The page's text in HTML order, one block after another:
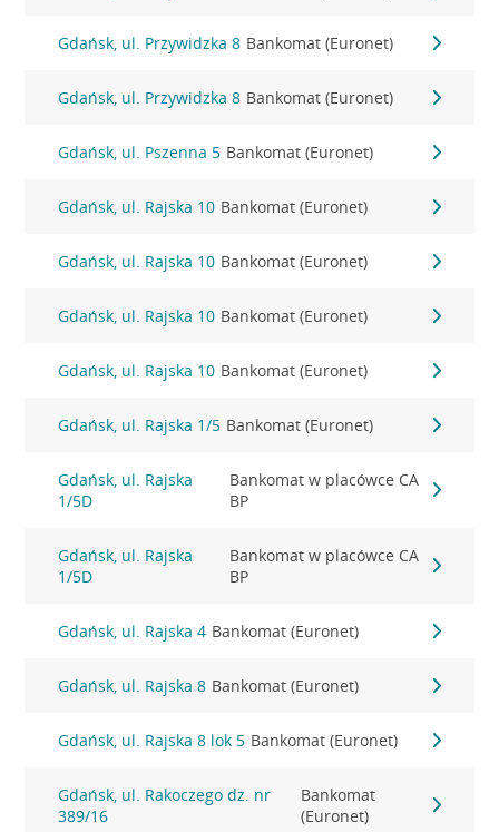
Gdańsk, ul. Przywidzka 8 Bankomat (Euronet)
Gdańsk, ul. Przywidzka 8 Bankomat (Euronet)
Gdańsk, ul. Pszenna 5 Bankomat (Euronet)
Gdańsk, ul. Rajska 10 Bankomat (Euronet)
Gdańsk, ul. Rajska 10 Bankomat (Euronet)
Gdańsk, ul. Rajska 10 Bankomat (Euronet)
Gdańsk, ul. Rajska 10 Bankomat (Euronet)
Gdańsk, ul. Rajska 1/5 Bankomat (Euronet)
Gdańsk, ul. Rajska
1/5D
Bankomat w placówce CA
BP
Gdańsk, ul. Rajska
1/5D
Bankomat w placówce CA
BP
Gdańsk, ul. Rajska 4 Bankomat (Euronet)
Gdańsk, ul. Rajska 8 Bankomat (Euronet)
Gdańsk, ul. Rajska 8 lok 5 Bankomat (Euronet)
Gdańsk, ul. Rakoczego dz. nr
389/16
Bankomat
(Euronet)